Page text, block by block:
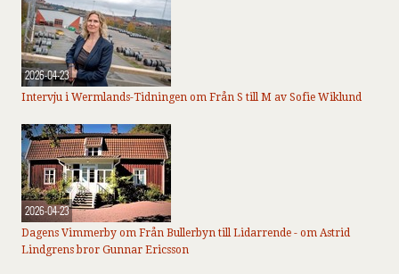
2026-04-23
Intervju i Wermlands-Tidningen om Från S till M av Sofie Wiklund
2026-04-23
Dagens Vimmerby om Från Bullerbyn till Lidarrende - om Astrid
Lindgrens bror Gunnar Ericsson